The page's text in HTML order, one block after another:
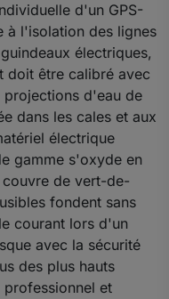
d'un GPS-
à l'isolation des lignes
électriques,
doit être calibré avec
projections d'eau de
dans les cales et aux
électrique
gamme s'oxyde en
couvre de vert-de-
fondent sans
courant lors d'un
avec la sécurité
des plus hauts
et